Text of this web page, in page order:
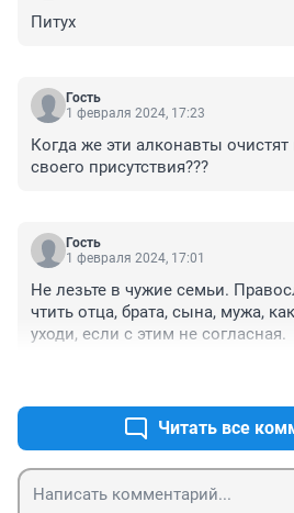
Питух
Гость
1 февраля 2024, 17:23
Когда же эти алконавты
своего присутствия???
Гость
1 февраля 2024, 17:01
Не лезьте в чужие семьи.
чтить отца, брата, сына, мужа,
уходи, если с этим не согласная.
Читать все